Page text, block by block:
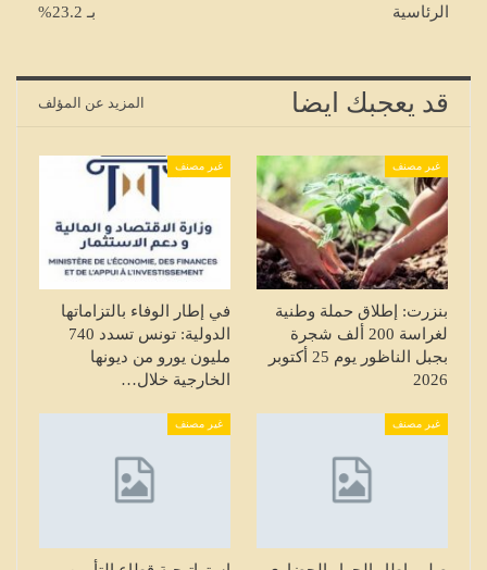
الرئاسية
بـ 23.2%
قد يعجبك ايضا المزيد عن المؤلف
غير مصنف
بنزرت: إطلاق حملة وطنية
لغراسة 200 ألف شجرة
بجبل الناظور يوم 25 أكتوبر
2026
غير مصنف
في إطار الوفاء بالتزاماتها
الدولية: تونس تسدد 740
مليون يورو من ديونها
الخارجية خلال…
غير مصنف غير مصنف